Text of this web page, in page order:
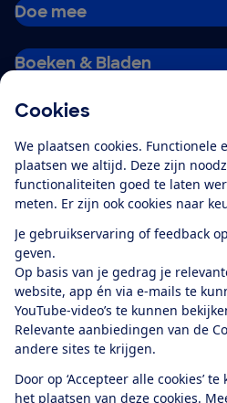
Cookies
We plaatsen cookies. Functionele
plaatsen we altijd. Deze zijn
functionaliteiten goed te laten
meten. Er zijn ook cookies naar
Je gebruikservaring of feedback
geven.
Op basis van je gedrag je
website, app én via e-mails te
YouTube-video’s te kunnen
Relevante aanbiedingen van de
andere sites te krijgen.
Door op ‘Accepteer alle cookies’
het plaatsen van deze cookies.
Doe mee
Boeken & Bladen
Alles over de
app
Algemene Voorwaarden
Cookiebeleid
Privacyvoorkeuren
RSS-feedFacebook